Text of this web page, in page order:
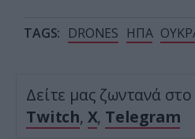
TAGS: DRONES ΗΠΑ
Δείτε μας ζωντανά στο
Twitch, X, Telegram